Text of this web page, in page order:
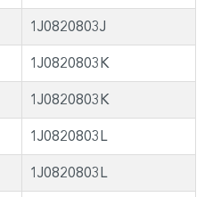
1J0820803J
1J0820803K
1J0820803K
1J0820803L
1J0820803L